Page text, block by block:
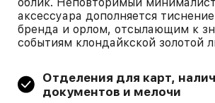
аксессуара дополняется
бренда и орлом, отсылающим к
событиям клондайкской золотой
Отделения для карт,
документов и мелочи